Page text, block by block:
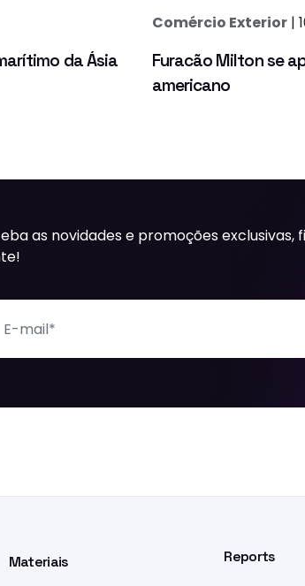
da Ásia
Comércio Exterior |
Furacão Milton se
americano
as novidades e promoções
Materiais Reports